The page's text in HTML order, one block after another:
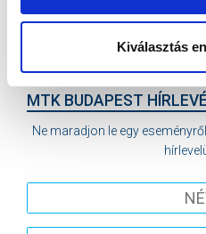
Kiválasztás
MTK BUDAPEST II
VS
MTK BUDAPEST
Ne maradjon le egy